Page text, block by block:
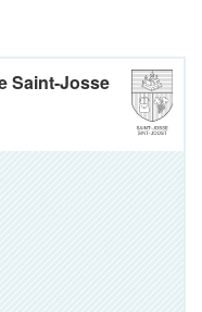
Saint-Josse